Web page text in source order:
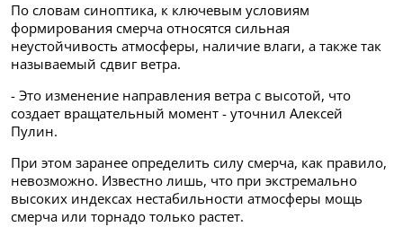
По словам синоптика, к ключевым условиям
формирования смерча относятся сильная
неустойчивость атмосферы, наличие влаги, а также так
называемый сдвиг ветра.
- Это изменение направления ветра с высотой, что
создает вращательный момент - уточнил Алексей
Пулин.
При этом заранее определить силу смерча, как правило,
невозможно. Известно лишь, что при экстремально
высоких индексах нестабильности атмосферы мощь
смерча или торнадо только растет.